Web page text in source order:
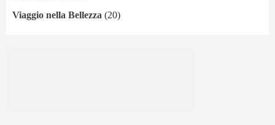
Viaggio nella Bellezza (20)